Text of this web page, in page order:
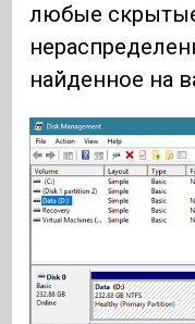
любые
найденное на